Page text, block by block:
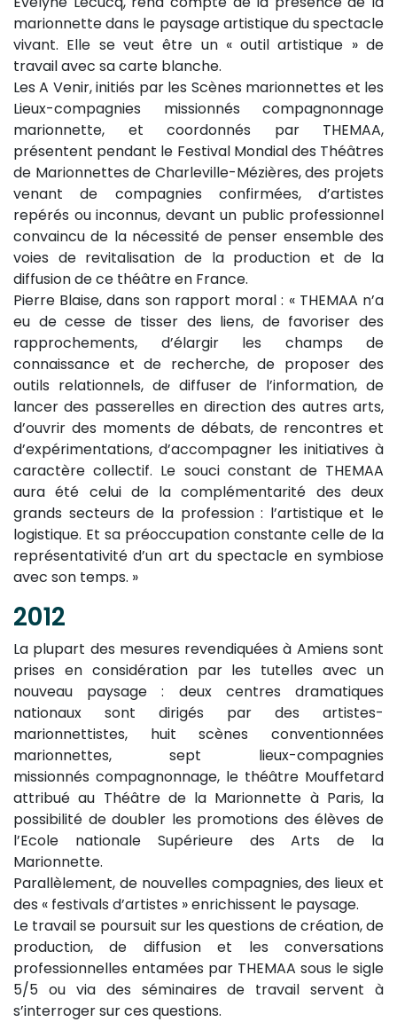
marionnette dans le paysage artistique du spectacle
vivant. Elle se veut être un « outil artistique » de
travail avec sa carte blanche.
Les A Venir, initiés par les Scènes marionnettes et les
Lieux-compagnies missionnés compagnonnage
marionnette, et coordonnés par THEMAA,
présentent pendant le Festival Mondial des Théâtres
de Marionnettes de Charleville-Mézières, des projets
venant de compagnies confirmées, d’artistes
repérés ou inconnus, devant un public professionnel
convaincu de la nécessité de penser ensemble des
voies de revitalisation de la production et de la
diffusion de ce théâtre en France.
Pierre Blaise, dans son rapport moral : « THEMAA n’a
eu de cesse de tisser des liens, de favoriser des
rapprochements, d’élargir les champs de
connaissance et de recherche, de proposer des
outils relationnels, de diffuser de l’information, de
lancer des passerelles en direction des autres arts,
d’ouvrir des moments de débats, de rencontres et
d’expérimentations, d’accompagner les initiatives à
caractère collectif. Le souci constant de THEMAA
aura été celui de la complémentarité des deux
grands secteurs de la profession : l’artistique et le
logistique. Et sa préoccupation constante celle de la
représentativité d’un art du spectacle en symbiose
avec son temps. »
2012
La plupart des mesures revendiquées à Amiens sont
prises en considération par les tutelles avec un
nouveau paysage : deux centres dramatiques
nationaux sont dirigés par des artistes-
marionnettistes, huit scènes conventionnées
marionnettes, sept lieux-compagnies
missionnés compagnonnage, le théâtre Mouffetard
attribué au Théâtre de la Marionnette à Paris, la
possibilité de doubler les promotions des élèves de
l’Ecole nationale Supérieure des Arts de la
Marionnette.
Parallèlement, de nouvelles compagnies, des lieux et
des « festivals d’artistes » enrichissent le paysage.
Le travail se poursuit sur les questions de création, de
production, de diffusion et les conversations
professionnelles entamées par THEMAA sous le sigle
5/5 ou via des séminaires de travail servent à
s’interroger sur ces questions.